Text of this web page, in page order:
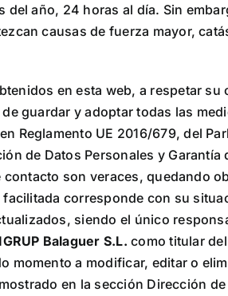
año, 24 horas al día. Sin
causas de fuerza mayor,
en esta web, a respetar
guardar y adoptar todas las
UE 2016/679, del
de Datos Personales y
son veraces, quedando
corresponde con su
siendo el único
Balaguer S.L. como titular
momento a modificar, editar o
en la sección Dirección